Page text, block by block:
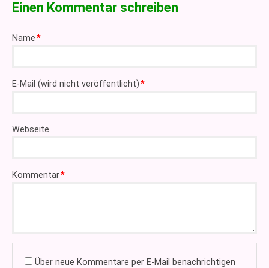
Einen Kommentar schreiben
Pflichtfeld
Name*
Pflichtfeld
E-Mail (wird nicht veröffentlicht)*
Webseite
Pflichtfeld
Kommentar*
Über neue Kommentare per E-Mail benachrichtigen